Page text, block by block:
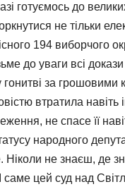
готуємось до
не тільки
194 виборчого
до уваги всі
гонитві за
втратила навіть
не спасе її
народного
Ніколи не знаєш, де
саме цей суд над